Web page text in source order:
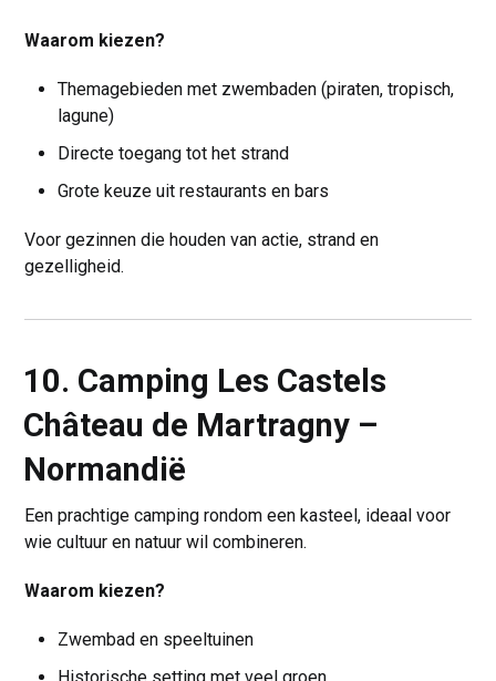
Waarom kiezen?
Themagebieden met zwembaden (piraten, tropisch,
lagune)
Directe toegang tot het strand
Grote keuze uit restaurants en bars
Voor gezinnen die houden van actie, strand en
gezelligheid.
10. Camping Les Castels
Château de Martragny –
Normandië
Een prachtige camping rondom een kasteel, ideaal voor
wie cultuur en natuur wil combineren.
Waarom kiezen?
Zwembad en speeltuinen